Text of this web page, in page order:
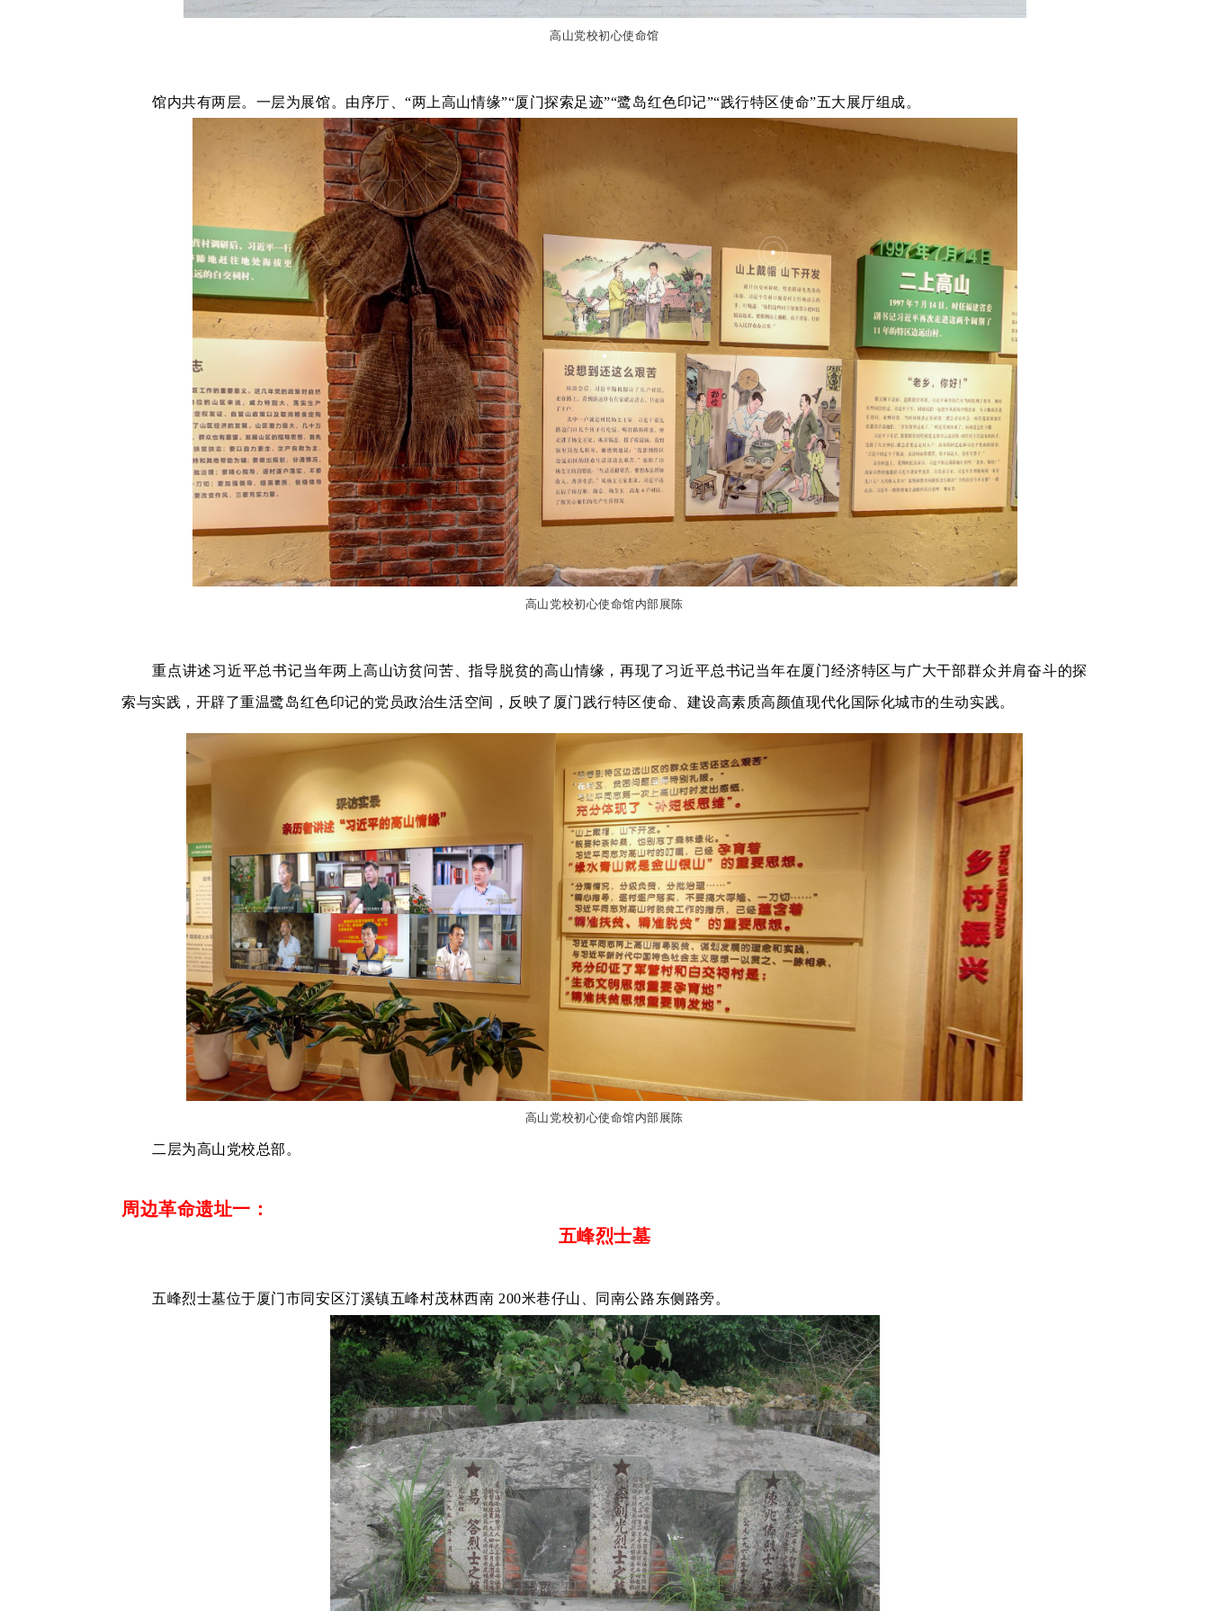
高山党校初心使命馆
馆内共有两层。一层为展馆。由序厅、“两上高山情缘”“厦门探索足迹”“鹭岛红色印记”“践行特区使命”五大展厅组成。
高山党校初心使命馆内部展陈
重点讲述习近平总书记当年两上高山访贫问苦、指导脱贫的高山情缘，再现了习近平总书记当年在厦门经济特区与广大干部群众并肩奋斗的探
索与实践，开辟了重温鹭岛红色印记的党员政治生活空间，反映了厦门践行特区使命、建设高素质高颜值现代化国际化城市的生动实践。
高山党校初心使命馆内部展陈
二层为高山党校总部。
周边革命遗址一：
五峰烈士墓
五峰烈士墓位于厦门市同安区汀溪镇五峰村茂林西南 200米巷仔山、同南公路东侧路旁。